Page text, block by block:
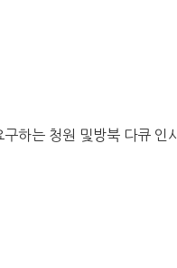
하는 청원 및방북 다큐 인